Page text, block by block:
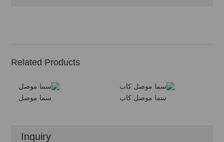
Related Products
سما موصل كاب سما موصل
Inquiry